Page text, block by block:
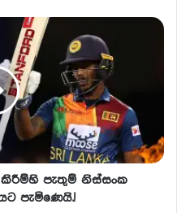
පැතුම් නිස්සංක
පැමිණෙයි.!